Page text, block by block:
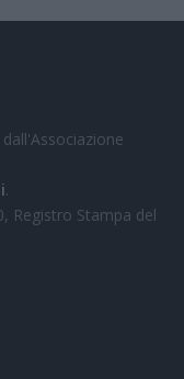
.
Registro Stampa del